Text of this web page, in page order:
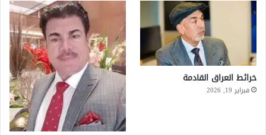
خرائط العراق القادمة
فبراير 19, 2026